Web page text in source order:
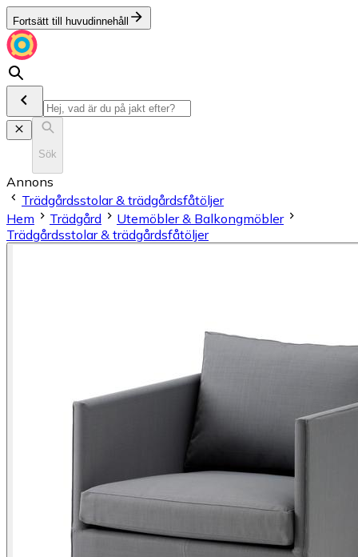
Fortsätt till huvudinnehåll
Sök
Annons
Trädgårdsstolar & trädgårdsfåtöljer
Hem
Trädgård
Utemöbler & Balkongmöbler
Trädgårdsstolar & trädgårdsfåtöljer